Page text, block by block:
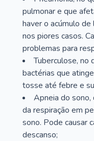
pulmonar e que
haver o acúmulo
nos piores casos.
problemas para
Tuberculose, no
bactérias que
tosse até febre e
Apneia do sono,
da respiração em
sono. Pode causar
descanso;